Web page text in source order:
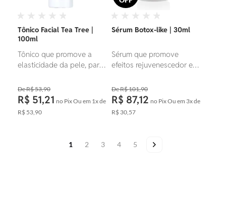
Tônico Facial Tea Tree |
100ml
Tônico que promove a
elasticidade da pele, para
R$ 53,90
R$ 51,21 no PixOu em 1xde
R$ 53,90
Sérum Botox-like | 30ml
Sérum que promove
efeitos rejuvenescedor e
expressão.
R$ 101,90
R$ 87,12 no PixOu em 3xde
R$ 30,57
Foram
Página
Você esta lendo a pagina
1 Página
2 Página
3 Página
4 Página
5 Página
Próximo